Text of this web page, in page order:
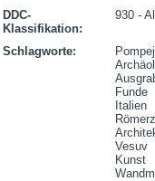
DDC-
Klassifikation:
930 -
Schlagworte:
Funde
Italien
Vesuv
Kunst